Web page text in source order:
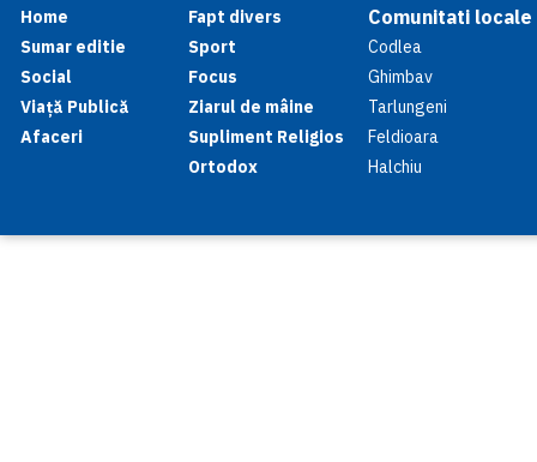
Home
Sumar editie
Social
Viață Publică
Afaceri
Fapt divers
Sport
Focus
Ziarul de mâine
Supliment Religios
Ortodox
Comunitati locale
Codlea
Ghimbav
Tarlungeni
Feldioara
Halchiu